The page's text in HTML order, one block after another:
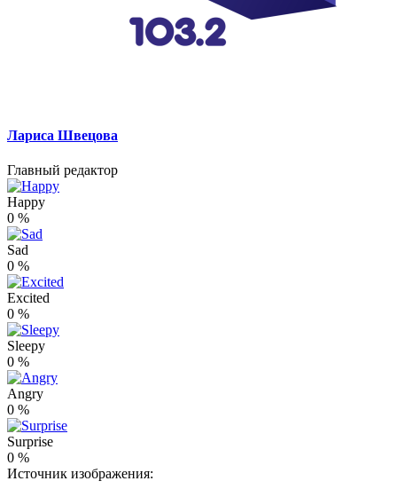
Лариса Швецова
Главный редактор
Happy
0 %
Sad
0 %
Excited
0 %
Sleepy
0 %
Angry
0 %
Surprise
0 %
Источник изображения: